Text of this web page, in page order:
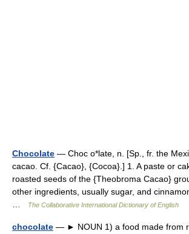
Chocolate — Choc o*late, n. [Sp., fr. the
cacao. Cf. {Cacao}, {Cocoa}.] 1. A paste or
roasted seeds of the {Theobroma Cacao}
other ingredients, usually sugar, and
The Collaborative International Dictionary of English
chocolate — ► NOUN 1) a food made from